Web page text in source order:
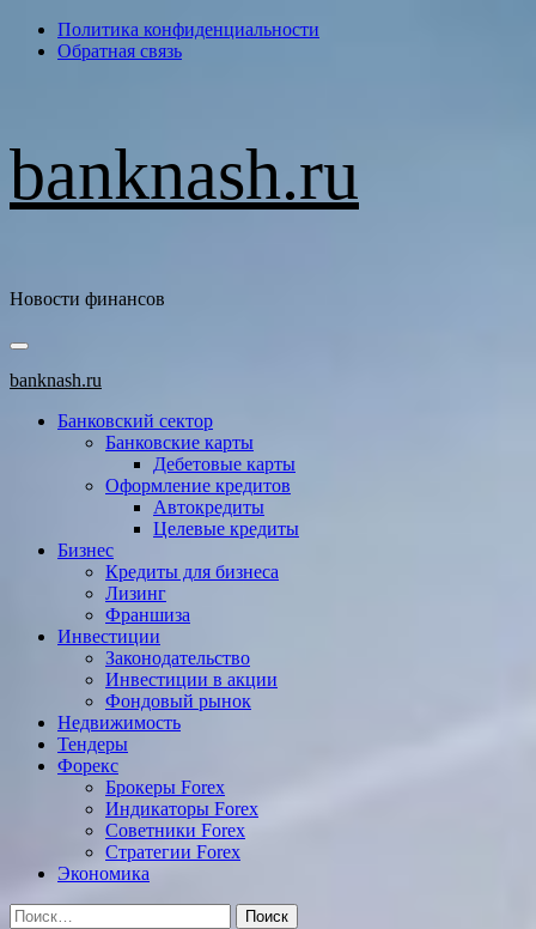
ПерейтиПолитика конфиденциальности
Обратная связь
banknash.ru
Новости финансов
Основное
меню
banknash.ru
Банковский сектор
Банковские карты
Дебетовые карты
Оформление кредитов
Автокредиты
Целевые кредиты
Бизнес
Кредиты для бизнеса
Лизинг
Франшиза
Инвестиции
Законодательство
Инвестиции в акции
Фондовый рынок
Недвижимость
Тендеры
Форекс
Брокеры Forex
Индикаторы Forex
Советники Forex
Стратегии Forex
Экономика
Найти: